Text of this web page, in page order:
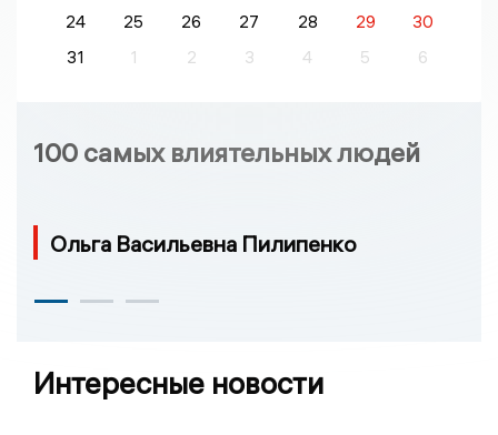
24 25 26 27 28 29
30
31
1 2 3 4 5 6
100 самых влиятельных людей
Ольга Васильевна Пилипенко
Интересные новости